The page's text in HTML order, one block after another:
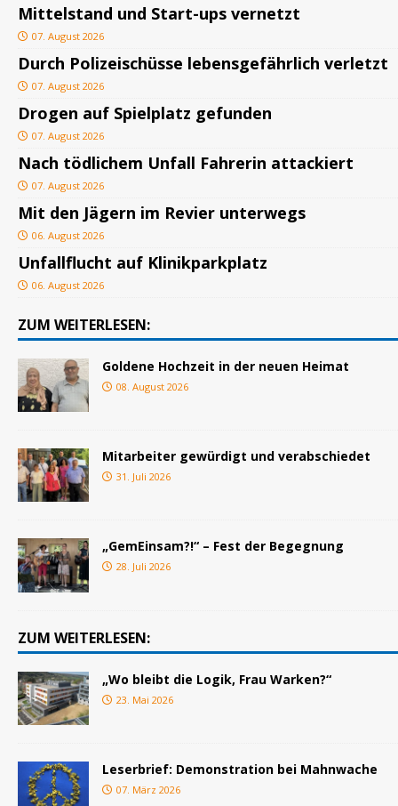
Mittelstand und Start-ups vernetzt
07. August 2026
Durch Polizeischüsse lebensgefährlich verletzt
07. August 2026
Drogen auf Spielplatz gefunden
07. August 2026
Nach tödlichem Unfall Fahrerin attackiert
07. August 2026
Mit den Jägern im Revier unterwegs
06. August 2026
Unfallflucht auf Klinikparkplatz
06. August 2026
ZUM WEITERLESEN:
Goldene Hochzeit in der neuen Heimat
08. August 2026
Mitarbeiter gewürdigt und verabschiedet
31. Juli 2026
„GemEinsam?!“ – Fest der Begegnung
28. Juli 2026
ZUM WEITERLESEN:
„Wo bleibt die Logik, Frau Warken?“
23. Mai 2026
Leserbrief: Demonstration bei Mahnwache
07. März 2026